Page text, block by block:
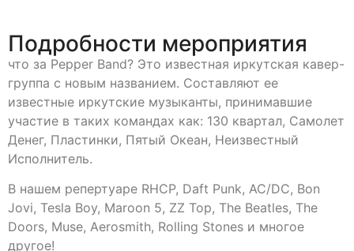
Подробности мероприятия
что за Pepper Band? Это известная иркутская кавер-
группа с новым названием. Составляют ее
известные иркутские музыканты, принимавшие
участие в таких командах как: 130 квартал, Самолет
Денег, Пластинки, Пятый Океан, Неизвестный
Исполнитель.
В нашем репертуаре RHCP, Daft Punk, AC/DC, Bon
Jovi, Tesla Boy, Maroon 5, ZZ Top, The Beatles, The
Doors, Muse, Aerosmith, Rolling Stones и многое
другое!